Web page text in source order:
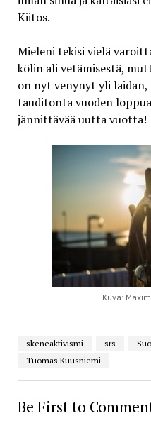
Kiitos.
Mieleni tekisi vielä
kölin ali vetämisestä,
on nyt venynyt yli
tauditonta vuoden
jännittävää uutta vuotta!
Kuva:
skeneaktivismi srs
Tuomas Kuusniemi
Be First to